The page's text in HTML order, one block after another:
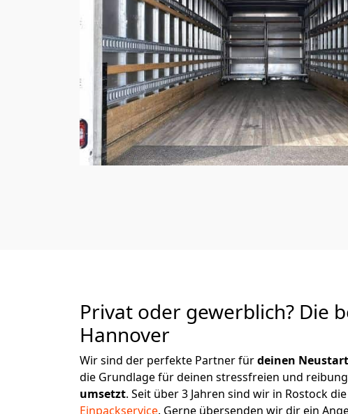
Privat oder gewerblich? Die
Hannover
Wir sind der perfekte Partner fürdeinen Neustart
die Grundlage für deinen stressfreien und
umsetzt. Seit über 3 Jahren sind wir in Rostock
Einpackservice. Gerne übersenden wir dir ein